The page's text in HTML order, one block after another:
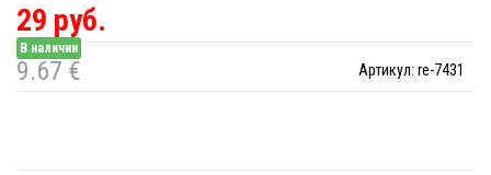
29 руб.
В наличии
Артикул: re-7431
9.67 €